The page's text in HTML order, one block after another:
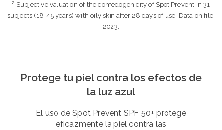
² Subjective valuation of the comedogenicity of Spot Prevent in 31
subjects (18-45 years) with oily skin after 28 days of use. Data on file,
2023.
Protege tu piel contra los efectos de
la luz azul
El uso de Spot Prevent SPF 50+ protege
eficazmente la piel contra las